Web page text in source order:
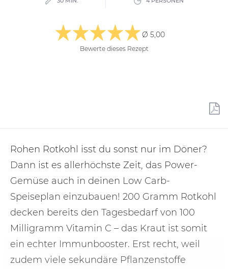
Ø 5,00
Bewerte dieses Rezept
Rohen Rotkohl isst du sonst nur im Döner?
Dann ist es allerhöchste Zeit, das Power-
Gemüse auch in deinen Low Carb-
Speiseplan einzubauen! 200 Gramm Rotkohl
decken bereits den Tagesbedarf von 100
Milligramm Vitamin C – das Kraut ist somit
ein echter Immunbooster. Erst recht, weil
zudem viele sekundäre Pflanzenstoffe